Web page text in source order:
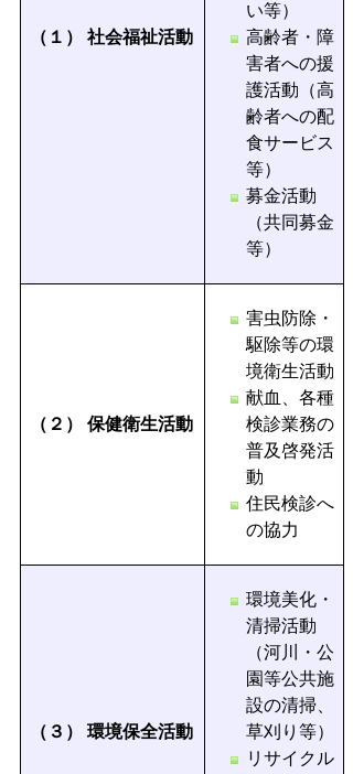
（１） 社会福祉活動
い等）
高齢者・障
害者への援
護活動（高
齢者への配
食サービス
等）
募金活動
（共同募金
等）
（２） 保健衛生活動
害虫防除・
駆除等の環
境衛生活動
献血、各種
検診業務の
普及啓発活
動
住民検診へ
の協力
（３） 環境保全活動
環境美化・
清掃活動
（河川・公
園等公共施
設の清掃、
草刈り等）
リサイクル